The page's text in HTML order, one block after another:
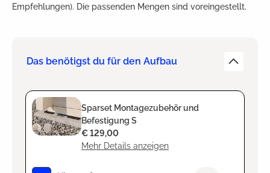
Empfehlungen). Die passenden Mengen sind voreingestellt.
Das benötigst du für den Aufbau
Sparset Montagezubehör und
Befestigung S
Mehr Details anzeigen
€ 129,00